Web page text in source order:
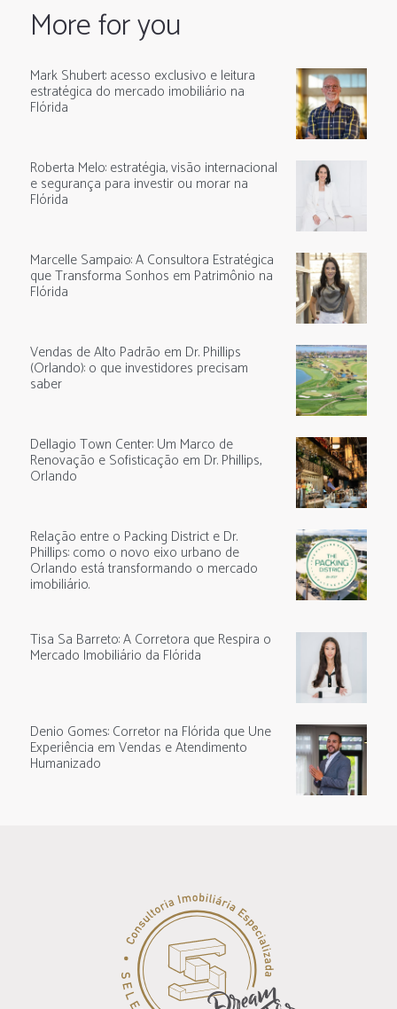
More for you
Mark Shubert: acesso exclusivo e leitura
estratégica do mercado imobiliário na
Flórida
Roberta Melo: estratégia, visão internacional
e segurança para investir ou morar na
Flórida
Marcelle Sampaio: A Consultora Estratégica
que Transforma Sonhos em Patrimônio na
Flórida
Vendas de Alto Padrão em Dr. Phillips
(Orlando): o que investidores precisam
saber
Dellagio Town Center: Um Marco de
Renovação e Sofisticação em Dr. Phillips,
Orlando
Relação entre o Packing District e Dr.
Phillips: como o novo eixo urbano de
Orlando está transformando o mercado
imobiliário.
Tisa Sa Barreto: A Corretora que Respira o
Mercado Imobiliário da Flórida
Denio Gomes: Corretor na Flórida que Une
Experiência em Vendas e Atendimento
Humanizado